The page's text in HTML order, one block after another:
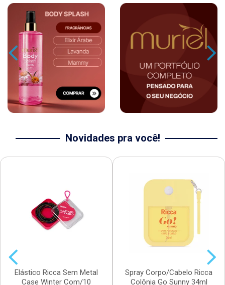
Novidades pra você!
Elástico Ricca Sem Metal
Case Winter Com/10
Spray Corpo/Cabelo Ricca
Colônia Go Sunny 34ml